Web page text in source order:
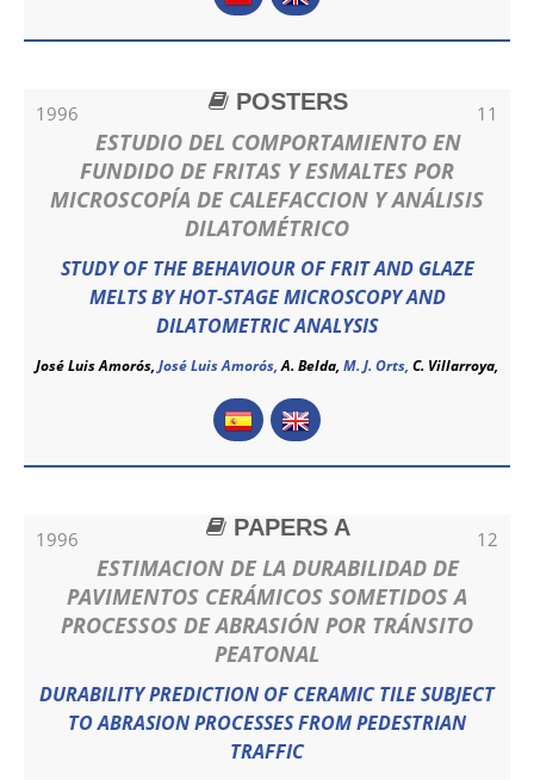
1996 11
POSTERS
ESTUDIO DEL COMPORTAMIENTO EN
FUNDIDO DE FRITAS Y ESMALTES POR
MICROSCOPÍA DE CALEFACCION Y ANÁLISIS
DILATOMÉTRICO
STUDY OF THE BEHAVIOUR OF FRIT AND GLAZE
MELTS BY HOT-STAGE MICROSCOPY AND
DILATOMETRIC ANALYSIS
José Luis Amorós, José Luis Amorós,A. Belda, M. J. Orts, C. Villarroya,
1996 12
PAPERS A
ESTIMACION DE LA DURABILIDAD DE
PAVIMENTOS CERÁMICOS SOMETIDOS A
PROCESSOS DE ABRASIÓN POR TRÁNSITO
PEATONAL
DURABILITY PREDICTION OF CERAMIC TILE SUBJECT
TO ABRASION PROCESSES FROM PEDESTRIAN
TRAFFIC